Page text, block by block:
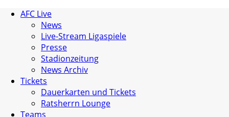
AFC Live
News
Live-Stream Ligaspiele
Presse
Stadionzeitung
News Archiv
Tickets
Dauerkarten und Tickets
Ratsherrn Lounge
Teams